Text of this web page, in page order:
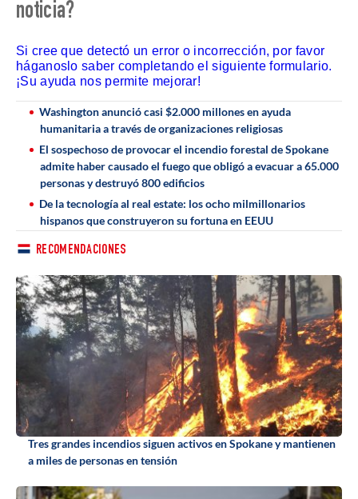
noticia?
Si cree que detectó un error o incorrección, por favor
háganoslo saber completando el siguiente formulario.
¡Su ayuda nos permite mejorar!
Washington anunció casi $2.000 millones en ayuda
humanitaria a través de organizaciones religiosas
El sospechoso de provocar el incendio forestal de Spokane
admite haber causado el fuego que obligó a evacuar a 65.000
personas y destruyó 800 edificios
De la tecnología al real estate: los ocho milmillonarios
hispanos que construyeron su fortuna en EEUU
RECOMENDACIONES
Tres grandes incendios siguen activos en Spokane y mantienen
a miles de personas en tensión